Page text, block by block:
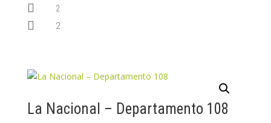
 2
 2
La Nacional – Departamento 108